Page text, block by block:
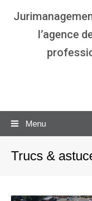
l’agence
Menu
Trucs &